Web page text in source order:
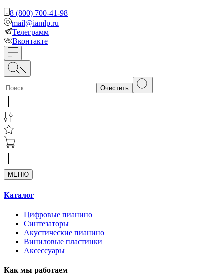
8 (800) 700-41-98
mail@iamlp.ru
Телеграмм
Вконтакте
Очистить
МЕНЮ
Каталог
Цифровые пианино
Синтезаторы
Акустические пианино
Виниловые пластинки
Аксессуары
Как мы работаем